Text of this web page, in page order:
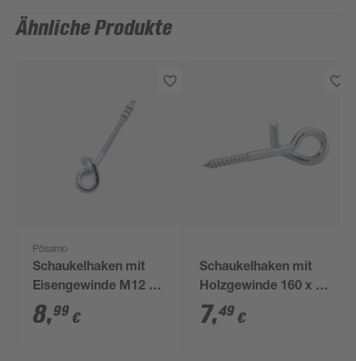
Ähnliche Produkte
Pösamo
Schaukelhaken mit
Eisengewinde M12 x
250 mm
8,99 €
Schaukelhaken mit
Holzgewinde 160 x 12
mm
7,49 €